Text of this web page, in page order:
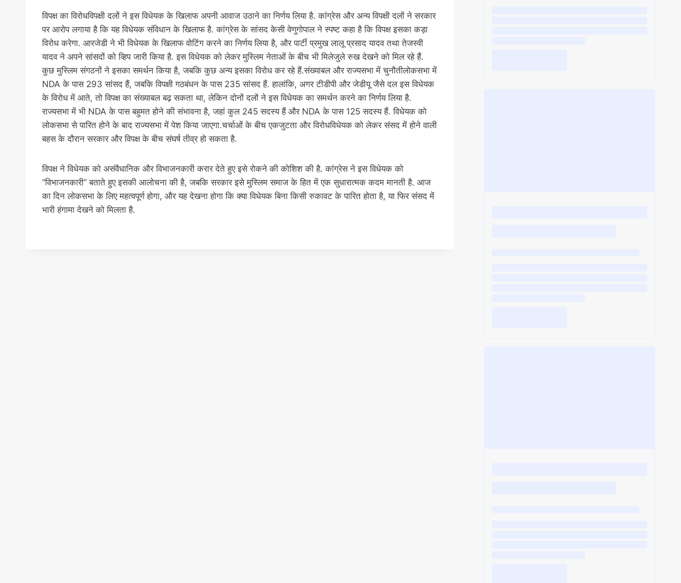
विपक्ष का विरोधविपक्षी दलों ने इस विधेयक के खिलाफ अपनी आवाज उठाने का निर्णय लिया है. कांग्रेस और अन्य विपक्षी दलों ने सरकार
पर आरोप लगाया है कि यह विधेयक संविधान के खिलाफ है. कांग्रेस के सांसद केसी वेणुगोपाल ने स्पष्ट कहा है कि विपक्ष इसका कड़ा
विरोध करेगा. आरजेडी ने भी विधेयक के खिलाफ वोटिंग करने का निर्णय लिया है, और पार्टी प्रमुख लालू प्रसाद यादव तथा तेजस्वी
यादव ने अपने सांसदों को व्हिप जारी किया है. इस विधेयक को लेकर मुस्लिम नेताओं के बीच भी मिलेजुले रुख देखने को मिल रहे हैं.
कुछ मुस्लिम संगठनों ने इसका समर्थन किया है, जबकि कुछ अन्य इसका विरोध कर रहे हैं.संख्याबल और राज्यसभा में चुनौतीलोकसभा में
NDA के पास 293 सांसद हैं, जबकि विपक्षी गठबंधन के पास 235 सांसद हैं. हालांकि, अगर टीडीपी और जेडीयू जैसे दल इस विधेयक
के विरोध में आते, तो विपक्ष का संख्याबल बढ़ सकता था, लेकिन दोनों दलों ने इस विधेयक का समर्थन करने का निर्णय लिया है.
राज्यसभा में भी NDA के पास बहुमत होने की संभावना है, जहां कुल 245 सदस्य हैं और NDA के पास 125 सदस्य हैं. विधेयक को
लोकसभा से पारित होने के बाद राज्यसभा में पेश किया जाएगा.चर्चाओं के बीच एकजुटता और विरोधविधेयक को लेकर संसद में होने वाली
बहस के दौरान सरकार और विपक्ष के बीच संघर्ष तीव्र हो सकता है.
विपक्ष ने विधेयक को असंवैधानिक और विभाजनकारी करार देते हुए इसे रोकने की कोशिश की है. कांग्रेस ने इस विधेयक को
“विभाजनकारी” बताते हुए इसकी आलोचना की है, जबकि सरकार इसे मुस्लिम समाज के हित में एक सुधारात्मक कदम मानती है. आज
का दिन लोकसभा के लिए महत्वपूर्ण होगा, और यह देखना होगा कि क्या विधेयक बिना किसी रुकावट के पारित होता है, या फिर संसद में
भारी हंगामा देखने को मिलता है.